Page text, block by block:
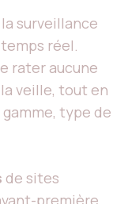
surveillance
réel.
rater aucune
veille, tout en
type de
de sites
première